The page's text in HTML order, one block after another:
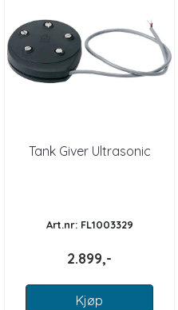
Tank Giver Ultrasonic
Art.nr: FL1003329
2.899,-
Kjøp